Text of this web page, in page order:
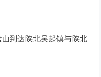
到达陕北吴起镇与陕北